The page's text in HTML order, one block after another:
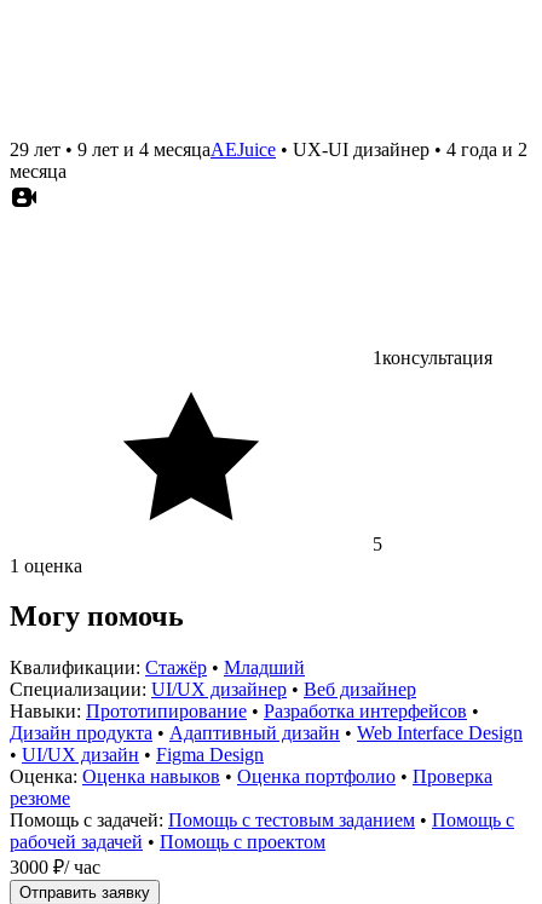
29 лет • 9 лет и 4 месяцаAEJuice • UX-UI дизайнер • 4 года и 2
месяца
1консультация
5
1 оценка
Могу помочь
Квалификации: Стажёр • Младший
Специализации: UI/UX дизайнер • Веб дизайнер
Навыки: Прототипирование • Разработка интерфейсов •
Дизайн продукта • Адаптивный дизайн • Web Interface Design
• UI/UX дизайн • Figma Design
Оценка: Оценка навыков • Оценка портфолио • Проверка
резюме
Помощь с задачей: Помощь с тестовым заданием • Помощь с
рабочей задачей • Помощь с проектом
3000 ₽/ час
Отправить заявку